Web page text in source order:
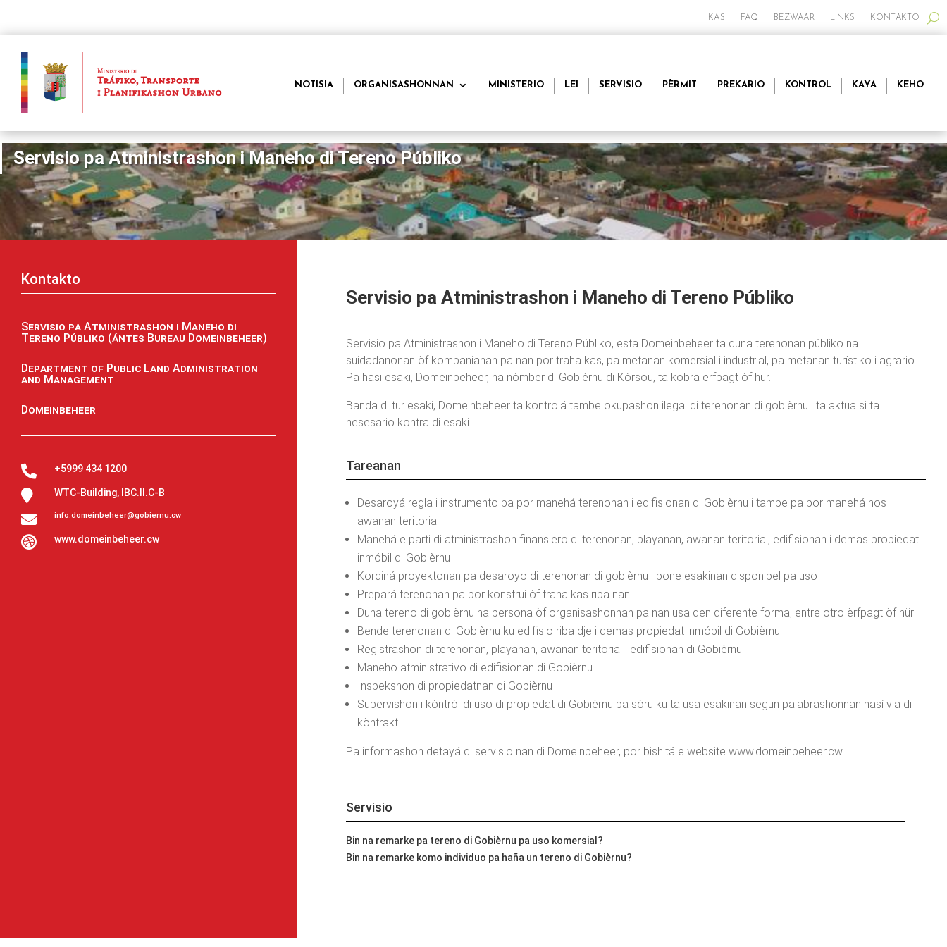
KAS FAQ BEZWAAR LINKS KONTAKTO
NOTISIA ORGANISASHONNAN MINISTERIO LEI SERVISIO PÈRMIT PREKARIO KONTROL KAYA KEHO
Servisio pa Atministrashon i Maneho di Tereno Públiko
Kontakto
Servisio pa Atministrashon i Maneho di
Tereno Públiko (ántes Bureau Domeinbeheer)
Department of Public Land Administration
and Management
Domeinbeheer
 +5999 434 1200
 WTC-Building, IBC.II.C-B
 info.domeinbeheer@gobiernu.cw
 www.domeinbeheer.cw
Servisio pa Atministrashon i Maneho di Tereno Públiko
Servisio pa Atministrashon i Maneho di Tereno Públiko, esta Domeinbeheer ta duna terenonan públiko na
suidadanonan òf kompanianan pa nan por traha kas, pa metanan komersial i industrial, pa metanan turístiko i agrario.
Pa hasi esaki, Domeinbeheer, na nòmber di Gobièrnu di Kòrsou, ta kobra erfpagt òf hür.
Banda di tur esaki, Domeinbeheer ta kontrolá tambe okupashon ilegal di terenonan di gobièrnu i ta aktua si ta
nesesario kontra di esaki.
Tareanan
Desaroyá regla i instrumento pa por manehá terenonan i edifisionan di Gobièrnu i tambe pa por manehá nos
awanan teritorial
Manehá e parti di atministrashon finansiero di terenonan, playanan, awanan teritorial, edifisionan i demas propiedat
inmóbil di Gobièrnu
Kordiná proyektonan pa desaroyo di terenonan di gobièrnu i pone esakinan disponibel pa uso
Prepará terenonan pa por konstruí òf traha kas riba nan
Duna tereno di gobièrnu na persona òf organisashonnan pa nan usa den diferente forma; entre otro èrfpagt òf hür
Bende terenonan di Gobièrnu ku edifisio riba dje i demas propiedat inmóbil di Gobièrnu
Registrashon di terenonan, playanan, awanan teritorial i edifisionan di Gobièrnu
Maneho atministrativo di edifisionan di Gobièrnu
Inspekshon di propiedatnan di Gobièrnu
Supervishon i kòntròl di uso di propiedat di Gobièrnu pa sòru ku ta usa esakinan segun palabrashonnan hasí via di
kòntrakt
Pa informashon detayá di servisio nan di Domeinbeheer, por bishitá e website www.domeinbeheer.cw.
Servisio
Bin na remarke pa tereno di Gobièrnu pa uso komersial?
Bin na remarke komo individuo pa haña un tereno di Gobièrnu?